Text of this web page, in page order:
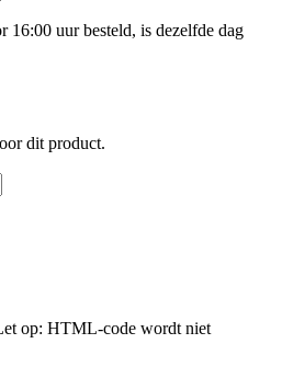
uur besteld, is dezelfde dag
dit product.
op: HTML-code wordt niet